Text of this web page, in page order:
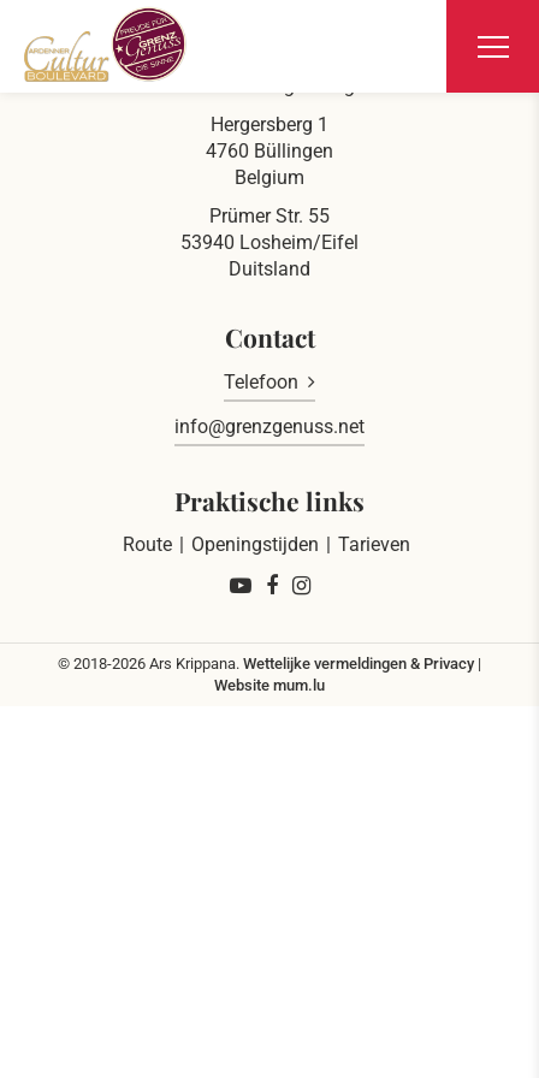
Aan de Duits-Belgische grens
Hergersberg 1
4760 Büllingen
Belgium
Prümer Str. 55
53940 Losheim/Eifel
Duitsland
Contact
Telefoon
info@grenzgenuss.net
Praktische links
Route Openingstijden Tarieven
© 2018-2026 Ars Krippana. Wettelijke vermeldingen & Privacy |
Website mum.lu